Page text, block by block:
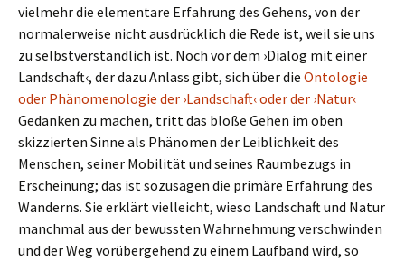
vielmehr die elementare Erfahrung des Gehens, von der
normalerweise nicht ausdrücklich die Rede ist, weil sie uns
zu selbstverständlich ist. Noch vor dem ›Dialog mit einer
Landschaft‹, der dazu Anlass gibt, sich über die Ontologie
oder Phänomenologie der ›Landschaft‹ oder der ›Natur‹
Gedanken zu machen, tritt das bloße Gehen im oben
skizzierten Sinne als Phänomen der Leiblichkeit des
Menschen, seiner Mobilität und seines Raumbezugs in
Erscheinung; das ist sozusagen die primäre Erfahrung des
Wanderns. Sie erklärt vielleicht, wieso Landschaft und Natur
manchmal aus der bewussten Wahrnehmung verschwinden
und der Weg vorübergehend zu einem Laufband wird, so